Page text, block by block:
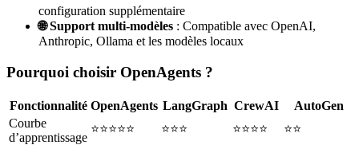
configuration supplémentaire
🌐 Support multi-modèles : Compatible avec OpenAI,
Anthropic, Ollama et les modèles locaux
Pourquoi choisir OpenAgents ?
Fonctionnalité OpenAgents LangGraph CrewAI
AutoGen
Courbe
d’apprentissage
⭐⭐⭐⭐⭐ ⭐⭐⭐ ⭐⭐⭐⭐
⭐⭐